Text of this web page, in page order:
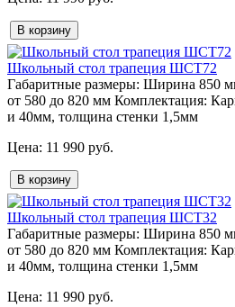
В корзину
Школьный стол трапеция ШСТ72
Габаритные размеры: Ширина 850
от 580 до 820 мм Комплектация:
и 40мм, толщина стенки 1,5мм
11 990 руб.
В корзину
Школьный стол трапеция ШСТ32
Габаритные размеры: Ширина 850
от 580 до 820 мм Комплектация:
и 40мм, толщина стенки 1,5мм
11 990 руб.